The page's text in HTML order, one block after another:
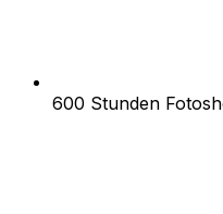
600 Stunden